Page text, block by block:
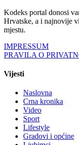
Kodeks portal donosi
Hrvatske, a i najnovije
mjestu.
IMPRESSUM
PRAVILA O
Vijesti
Naslovna
Crna kronika
Video
Sport
Lifestyle
Gradovi i općine